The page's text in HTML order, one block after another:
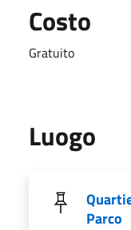
Costo
Gratuito
Luogo
Parco